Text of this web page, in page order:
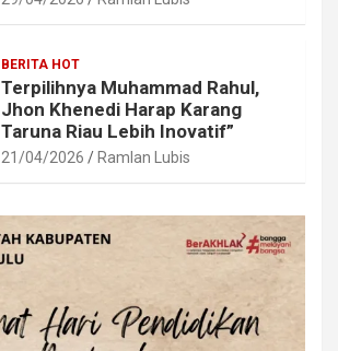
BERITA HOT
Terpilihnya Muhammad Rahul,
Jhon Khenedi Harap Karang
Taruna Riau Lebih Inovatif”
21/04/2026 Ramlan Lubis